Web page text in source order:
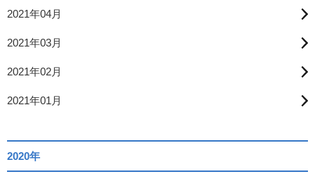
2021年04月
2021年03月
2021年02月
2021年01月
2020年